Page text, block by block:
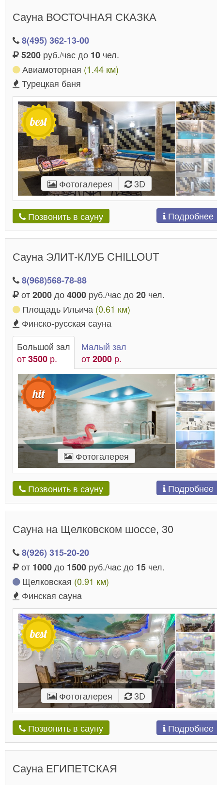
любой случай – вы найдете их, пролистав страницу
Сауна ВОСТОЧНАЯ СКАЗКА
8(495) 362-13-00
5200 руб./час до 10 чел.
Авиамоторная (1.44 км)
Турецкая баня
Фотогалерея 3D
Позвонить в сауну Подробнее
Сауна ЭЛИТ-КЛУБ CHILLOUT
8(968)568-78-88
от2000до4000 руб./час до20 чел.
Площадь Ильича (0.61 км)
Финско-русская сауна
Большой зал
от3500 р.
Малый зал
от2000 р.
Фотогалерея
Позвонить в сауну Подробнее
Сауна на Щелковском шоссе, 30
8(926) 315-20-20
от 1000до 1500 руб./час до 15 чел.
Щелковская (0.91 км)
Финская сауна
Фотогалерея 3D
Позвонить в сауну Подробнее
Сауна ЕГИПЕТСКАЯ